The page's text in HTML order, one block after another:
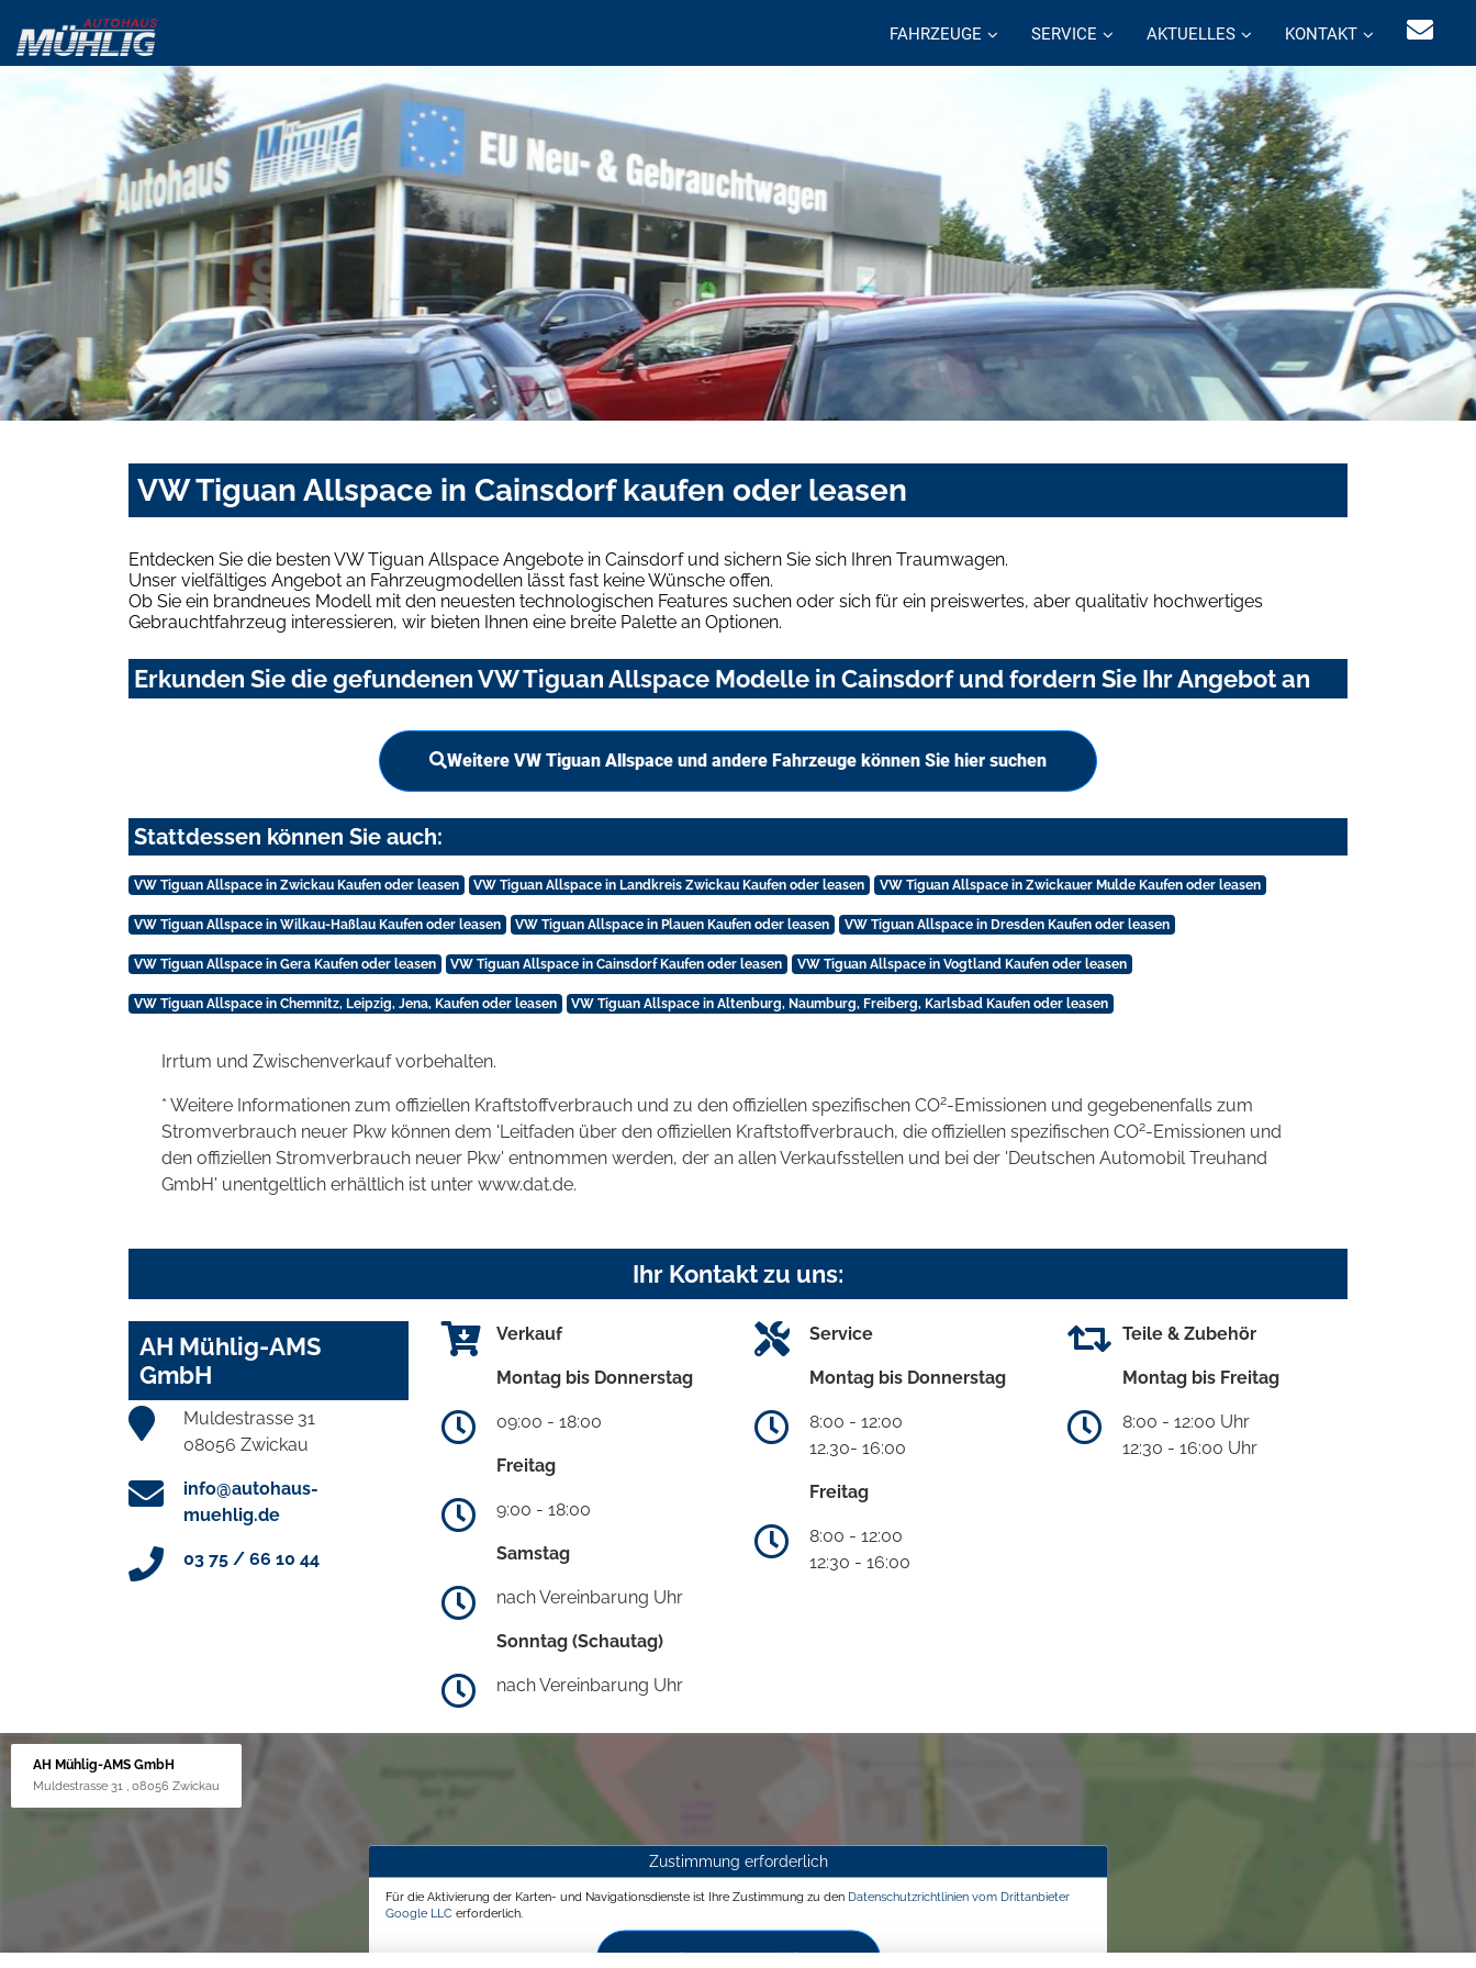
FAHRZEUGE SERVICE AKTUELLES KONTAKT
VW Tiguan Allspace in Cainsdorf kaufen oder leasen
Entdecken Sie die besten VW Tiguan Allspace Angebote in Cainsdorf und sichern Sie sich Ihren Traumwagen.
Unser vielfältiges Angebot an Fahrzeugmodellen lässt fast keine Wünsche offen.
Ob Sie ein brandneues Modell mit den neuesten technologischen Features suchen oder sich für ein preiswertes, aber qualitativ hochwertiges
Gebrauchtfahrzeug interessieren, wir bieten Ihnen eine breite Palette an Optionen.
Erkunden Sie die gefundenen VW Tiguan Allspace Modelle in Cainsdorf und fordern Sie Ihr Angebot an
Weitere VW Tiguan Allspace und andere Fahrzeuge können Sie hier suchen
Stattdessen können Sie auch:
VW Tiguan Allspace in Zwickau Kaufen oder leasen VW Tiguan Allspace in Landkreis Zwickau Kaufen oder leasen VW Tiguan Allspace in Zwickauer Mulde Kaufen oder leasen
VW Tiguan Allspace in Wilkau-Haßlau Kaufen oder leasen VW Tiguan Allspace in Plauen Kaufen oder leasen VW Tiguan Allspace in Dresden Kaufen oder leasen
VW Tiguan Allspace in Gera Kaufen oder leasen VW Tiguan Allspace in Cainsdorf Kaufen oder leasen VW Tiguan Allspace in Vogtland Kaufen oder leasen
VW Tiguan Allspace in Chemnitz, Leipzig, Jena, Kaufen oder leasen VW Tiguan Allspace in Altenburg, Naumburg, Freiberg, Karlsbad Kaufen oder leasen
Irrtum und Zwischenverkauf vorbehalten.
* Weitere Informationen zum offiziellen Kraftstoffverbrauch und zu den offiziellen spezifischen CO2-Emissionen und gegebenenfalls zum
Stromverbrauch neuer Pkw können dem 'Leitfaden über den offiziellen Kraftstoffverbrauch, die offiziellen spezifischen CO2-Emissionen und
den offiziellen Stromverbrauch neuer Pkw' entnommen werden, der an allen Verkaufsstellen und bei der 'Deutschen Automobil Treuhand
GmbH' unentgeltlich erhältlich ist unter www.dat.de.
Ihr Kontakt zu uns:
AH Mühlig-AMS
GmbH
Muldestrasse 31
08056 Zwickau
info@autohaus-
muehlig.de
03 75 / 66 10 44
Verkauf
Montag bis Donnerstag
09:00 - 18:00
Freitag
9:00 - 18:00
Samstag
nach Vereinbarung Uhr
Sonntag (Schautag)
nach Vereinbarung Uhr
Service
Montag bis Donnerstag
8:00 - 12:00
12.30- 16:00
Freitag
8:00 - 12:00
12:30 - 16:00
Teile & Zubehör
Montag bis Freitag
8:00 - 12:00 Uhr
12:30 - 16:00 Uhr
AH Mühlig-AMS GmbH
Muldestrasse 31 , 08056 Zwickau
Zustimmung erforderlich
Für die Aktivierung der Karten- und Navigationsdienste ist Ihre Zustimmung zu den Datenschutzrichtlinien vom Drittanbieter
Google LLC erforderlich.
Zustimmen und aktivieren